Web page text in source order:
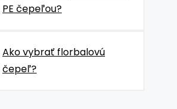
PE čepeľou?
Ako vybrať florbalovú
čepeľ?